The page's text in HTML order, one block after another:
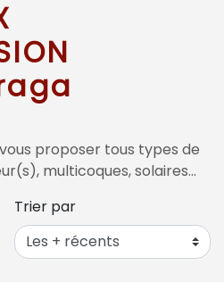
proposer tous types de
multicoques, solaires…
Trier par